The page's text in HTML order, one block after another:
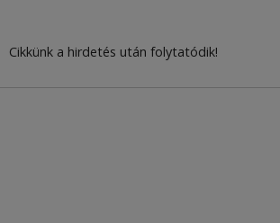
Cikkünk a hirdetés után folytatódik!